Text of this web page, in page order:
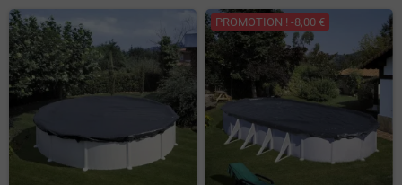
PROMOTION ! -8,00 €